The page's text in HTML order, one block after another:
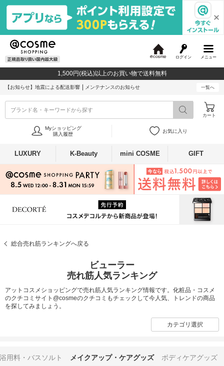
メニュー
ログイン
c
o
1,500円(税込)以上のお買い物で送料無料
【お知らせ】 地震による配送影響 メンテナンスのお知らせ 一覧へ
ブランド名・キーワードから探す
カート
Myショッピング
購入履歴
お気に入り
LUXURY K-Beauty mini COSME GIFT
総合売れ筋ランキングへ戻る
ビューラー
売れ筋人気ランキング
アットコスメショッピングで売れ筋人気ランキング情報です。化粧品・コスメ
のクチコミサイト@cosmeのクチコミもチェックして今人気、トレンドの商品
を探してみましょう。
カテゴリ選択
用料・バスソルト メイクアップ・ケアグッズ ボディケアグッズ